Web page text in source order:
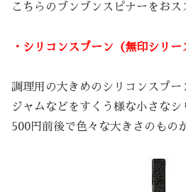
こちらのブンブンスピナーをおス
・シリコンスプーン（無印シリー
調理用の大きめのシリコンスプー
ジャムなどをすくう様な小さなシ
500円前後で色々な大きさのもの